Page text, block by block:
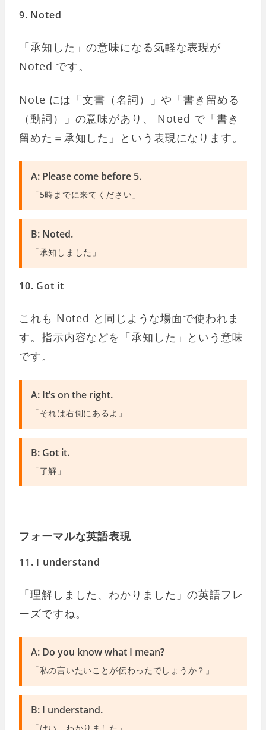
9. Noted
「承知した」の意味になる気軽な表現が
Noted です。
Note には「文書（名詞）」や「書き留める
（動詞）」の意味があり、 Noted で「書き
留めた＝承知した」という表現になります。
A: Please come before 5.
「5時までに来てください」
B: Noted.
「承知しました」
10. Got it
これも Noted と同じような場面で使われま
す。指示内容などを「承知した」という意味
です。
A: It’s on the right.
「それは右側にあるよ」
B: Got it.
「了解」
フォーマルな英語表現
11. I understand
「理解しました、わかりました」の英語フレ
ーズですね。
A: Do you know what I mean?
「私の言いたいことが伝わったでしょうか？」
B: I understand.